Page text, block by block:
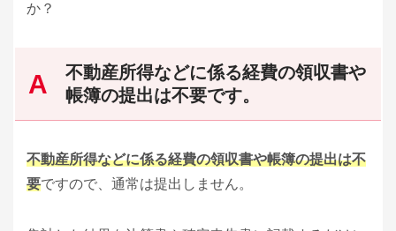
か？
不動産所得などに係る経費の領収書や
帳簿の提出は不要です。
不動産所得などに係る経費の領収書や帳簿の提出は不
要ですので、通常は提出しません。